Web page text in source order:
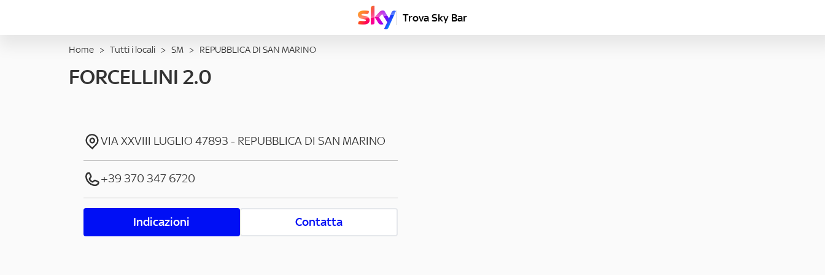
Trova Sky Bar
Home > Tutti i locali > SM > REPUBBLICA DI SAN MARINO
FORCELLINI 2.0
VIA XXVIII LUGLIO 47893 - REPUBBLICA DI SAN MARINO
+39 370 347 6720
Indicazioni Contatta